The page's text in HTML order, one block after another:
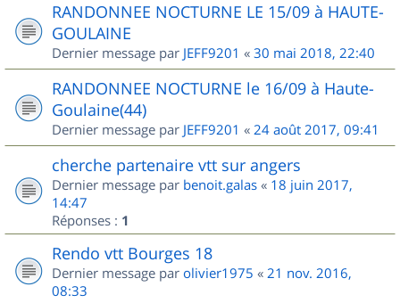
RANDONNEE NOCTURNE LE 15/09 à HAUTE-
GOULAINE
Dernier message par JEFF9201 « 30 mai 2018, 22:40
RANDONNEE NOCTURNE le 16/09 à Haute-
Goulaine(44)
Dernier message par JEFF9201 « 24 août 2017, 09:41
cherche partenaire vtt sur angers
Dernier message par benoit.galas « 18 juin 2017,
14:47
Réponses : 1
Rendo vtt Bourges 18
Dernier message par olivier1975 « 21 nov. 2016,
08:33